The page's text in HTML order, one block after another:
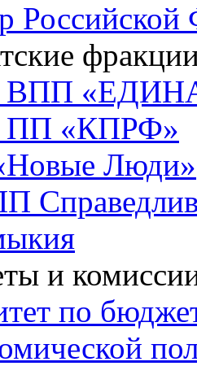
Российской
ВПП
«КПРФ»
Люди»
и
по